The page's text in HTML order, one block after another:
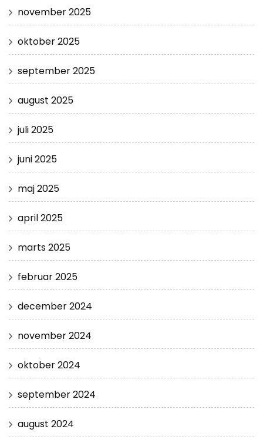
november 2025
oktober 2025
september 2025
august 2025
juli 2025
juni 2025
maj 2025
april 2025
marts 2025
februar 2025
december 2024
november 2024
oktober 2024
september 2024
august 2024